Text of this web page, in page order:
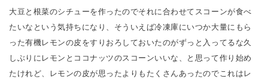
大豆と根菜のシチューを作ったのでそれに合わせてスコーンが食べ
たいなという気持ちになり、そういえば冷凍庫にいつか大量にもら
った有機レモンの皮をすりおろしておいたのがずっと入ってるな久
しぶりにレモンとココナッツのスコーンいいな、と思って作り始め
たけれど、レモンの皮が思ったよりもたくさんあったのでこれはレ